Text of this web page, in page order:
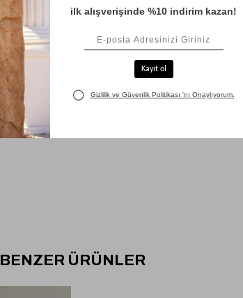
BENZER ÜRÜNLER